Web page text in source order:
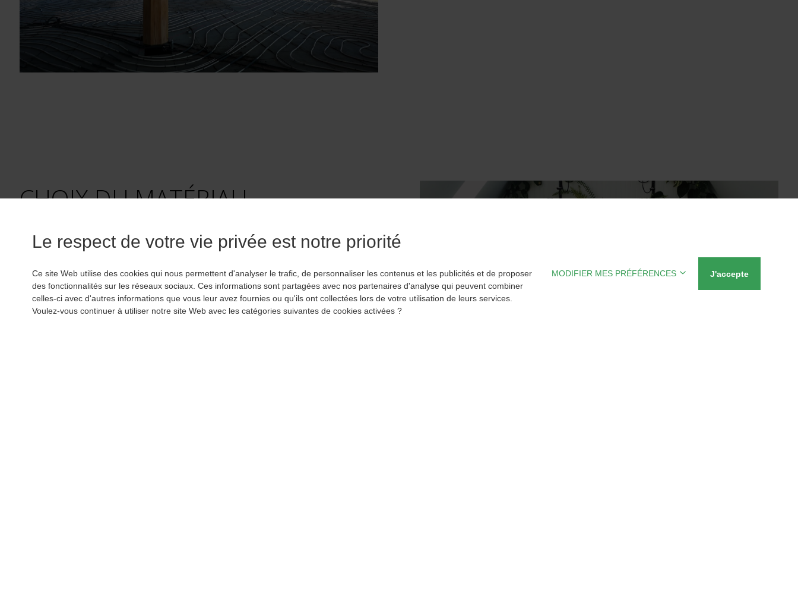
CHOIX DU MATÉRIAU
Pierre naturelle, mosaïque, carreaux de ciment et céramique sont les quatre
couleurs et tailles. Le choix d’un matériau se fait en fonction des contraintes
techniques de la pièce, de l’esthétique et du niveau d’entretien attendu.
Le respect de votre vie privée est notre priorité
Ce site Web utilise des cookies qui nous permettent d'analyser le trafic, de personnaliser les contenus et les publicités et de proposer
des fonctionnalités sur les réseaux sociaux. Ces informations sont partagées avec nos partenaires d'analyse qui peuvent combiner
celles-ci avec d'autres informations que vous leur avez fournies ou qu'ils ont collectées lors de votre utilisation de leurs services.
Voulez-vous continuer à utiliser notre site Web avec les catégories suivantes de cookies activées ?
MODIFIER MES PRÉFÉRENCES J'accepte